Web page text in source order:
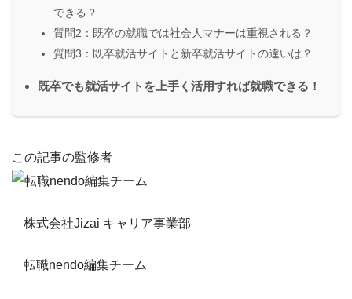
できる？
質問2：既卒の就職では社会人マナーは重視される？
質問3：既卒就活サイトと新卒就活サイトの違いは？
既卒でも就活サイトを上手く活用すれば就職できる！
この記事の監修者
株式会社Jizai キャリア事業部
転職nendo編集チーム